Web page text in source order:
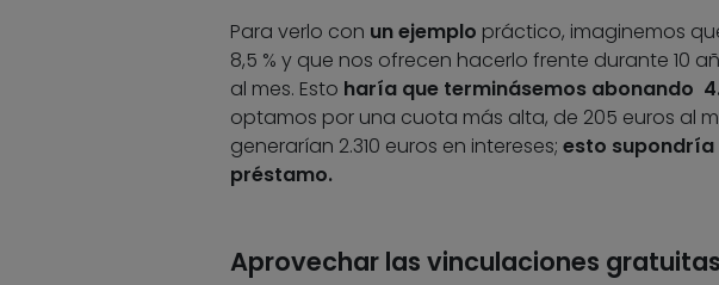
Para verlo con un ejemplo práctico, imaginemos
8,5 % y que nos ofrecen hacerlo frente durante 10
al mes. Esto haría que terminásemos abonando
optamos por una cuota más alta, de 205 euros al
generarían 2.310 euros en intereses; esto supondría
préstamo.
Aprovechar las vinculaciones gratuitas